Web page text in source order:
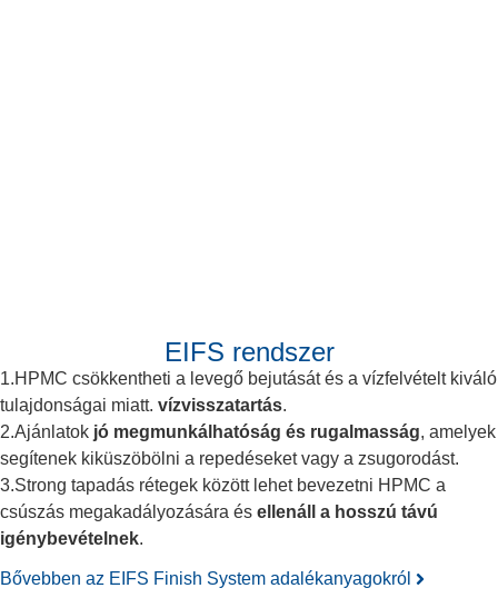
EIFS rendszer
1.HPMC csökkentheti a levegő bejutását és a vízfelvételt kiváló
tulajdonságai miatt. vízvisszatartás.
2.Ajánlatok jó megmunkálhatóság és rugalmasság, amelyek
segítenek kiküszöbölni a repedéseket vagy a zsugorodást.
3.Strong tapadás rétegek között lehet bevezetni HPMC a
csúszás megakadályozására és ellenáll a hosszú távú
igénybevételnek.
Bővebben az EIFS Finish System adalékanyagokról